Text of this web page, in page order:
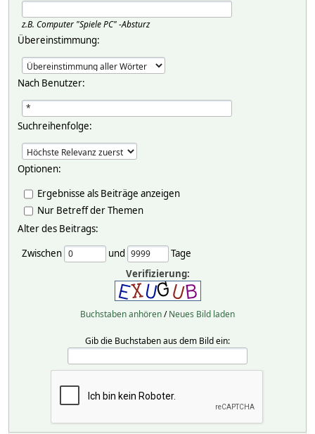
z.B. Computer "Spiele PC" -Absturz
Übereinstimmung:
Nach Benutzer:
Suchreihenfolge:
Optionen:
Ergebnisse als Beiträge anzeigen
Nur Betreff der Themen
Alter des Beitrags:
Zwischen
und
Tage
Verifizierung:
Buchstaben anhören/Neues Bild laden
Gib die Buchstaben aus dem Bild ein: